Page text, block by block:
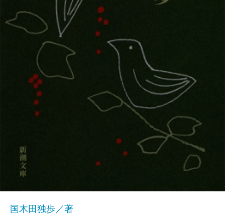
国木田独歩／著